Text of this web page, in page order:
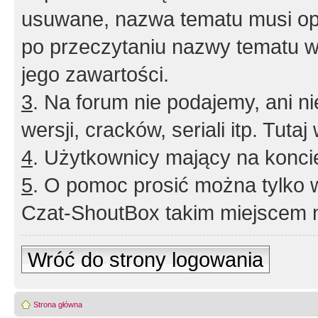
usuwane, nazwa tematu musi
po przeczytaniu nazwy tematu
jego zawartości.
3. Na forum nie podajemy, ani
wersji, cracków, seriali itp. Tutaj
4. Użytkownicy mający na
5. O pomoc prosić można tylko
Czat-ShoutBox takim miejscem
Wróć do strony logowania
Strona główna